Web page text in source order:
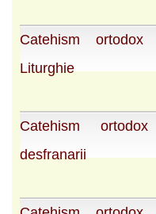
Catehism
Liturghie
Catehism
desfranarii